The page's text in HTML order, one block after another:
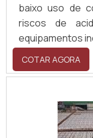
baixo uso de
riscos de
equipamentos
COTAR AGORA